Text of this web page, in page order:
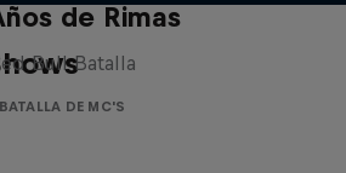
de Rimas
Bull Batalla
BATALLA DE MC'S